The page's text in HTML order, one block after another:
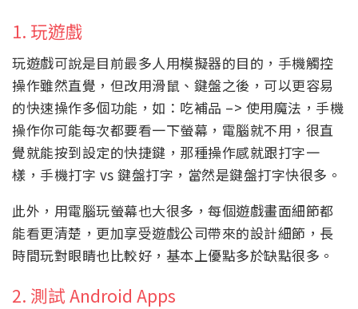
1. 玩遊戲
玩遊戲可說是目前最多人用模擬器的目的，手機觸控
操作雖然直覺，但改用滑鼠、鍵盤之後，可以更容易
的快速操作多個功能，如：吃補品 –> 使用魔法，手機
操作你可能每次都要看一下螢幕，電腦就不用，很直
覺就能按到設定的快捷鍵，那種操作感就跟打字一
樣，手機打字 vs 鍵盤打字，當然是鍵盤打字快很多。
此外，用電腦玩螢幕也大很多，每個遊戲畫面細節都
能看更清楚，更加享受遊戲公司帶來的設計細節，長
時間玩對眼睛也比較好，基本上優點多於缺點很多。
2. 測試 Android Apps